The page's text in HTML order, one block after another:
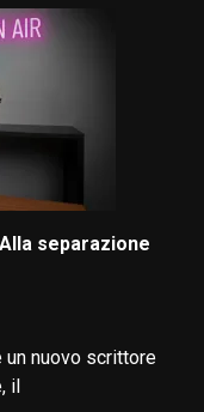
separazione
un nuovo scrittore
il